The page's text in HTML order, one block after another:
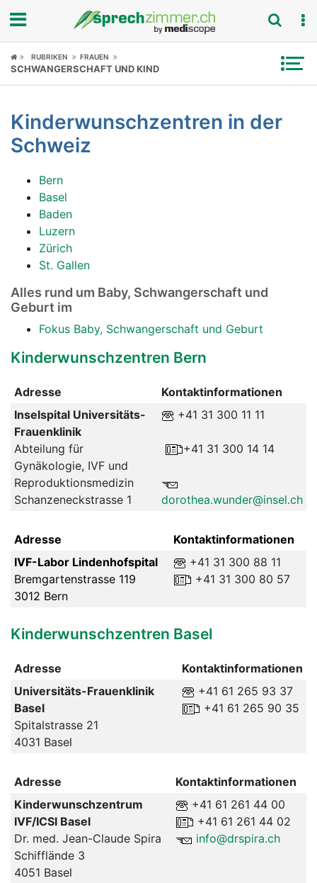
Fokus
Symptome
News
Ratgeber
Rubriken
RUBRIKEN FRAUEN
SCHWANGERSCHAFT UND KIND
Kinderwunschzentren in der
Schweiz
Bern
Basel
Baden
Luzern
Zürich
St. Gallen
Alles rund um Baby, Schwangerschaft und
Geburt im
Fokus Baby, Schwangerschaft und Geburt
Kinderwunschzentren Bern
Adresse
Kontaktinformationen
Inselspital Universitäts-
Frauenklinik
Abteilung für
Gynäkologie, IVF und
Reproduktionsmedizin
Schanzeneckstrasse 1
+41 31 300 11 11
+41 31 300 14 14
dorothea.wunder@insel.ch
Adresse
Kontaktinformationen
IVF-Labor Lindenhofspital
Bremgartenstrasse 119
3012 Bern
+41 31 300 88 11
+41 31 300 80 57
Kinderwunschzentren Basel
Adresse
Kontaktinformationen
Universitäts-Frauenklinik
Basel
Spitalstrasse 21
4031 Basel
+41 61 265 93 37
+41 61 265 90 35
Adresse
Kontaktinformationen
Kinderwunschzentrum
IVF/ICSI Basel
Dr. med. Jean-Claude Spira
Schifflände 3
4051 Basel
+41 61 261 44 00
+41 61 261 44 02
info@drspira.ch